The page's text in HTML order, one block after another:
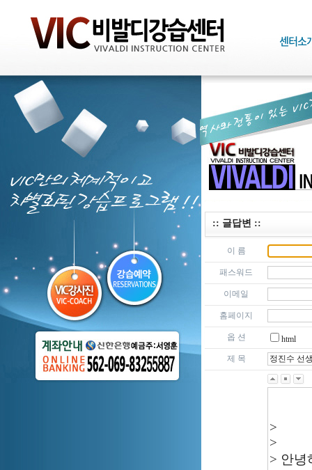
:: 글답변 ::
이 름
패스워드
이메일
홈페이지
옵 션
html
제 목